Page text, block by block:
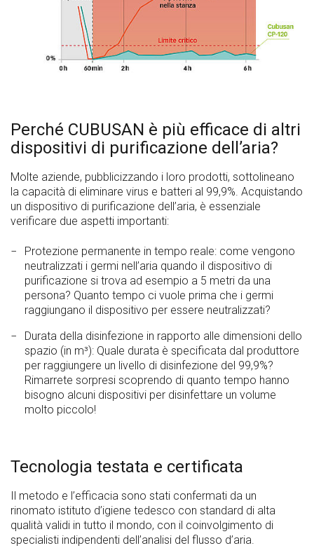
Perché CUBUSAN è più efficace di altri
dispositivi di purificazione dell’aria?
Molte aziende, pubblicizzando i loro prodotti, sottolineano
la capacità di eliminare virus e batteri al 99,9%. Acquistando
un dispositivo di purificazione dell’aria, è essenziale
verificare due aspetti importanti:
Protezione permanente in tempo reale: come vengono
neutralizzati i germi nell’aria quando il dispositivo di
purificazione si trova ad esempio a 5 metri da una
persona? Quanto tempo ci vuole prima che i germi
raggiungano il dispositivo per essere neutralizzati?
Durata della disinfezione in rapporto alle dimensioni dello
spazio (in m³): Quale durata è specificata dal produttore
per raggiungere un livello di disinfezione del 99,9%?
Rimarrete sorpresi scoprendo di quanto tempo hanno
bisogno alcuni dispositivi per disinfettare un volume
molto piccolo!
Tecnologia testata e certificata
Il metodo e l’efficacia sono stati confermati da un
rinomato istituto d’igiene tedesco con standard di alta
qualità validi in tutto il mondo, con il coinvolgimento di
specialisti indipendenti dell’analisi del flusso d’aria.